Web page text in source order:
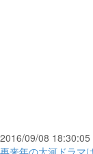
2016/09/08 18:30:05
再来年の大河ドラマ